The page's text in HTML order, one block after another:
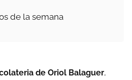
de la semana
de Oriol Balaguer,